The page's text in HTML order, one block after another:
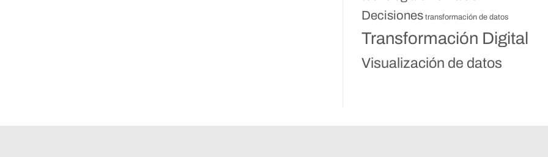
Decisiones transformación de datos
Transformación Digital
Visualización de datos